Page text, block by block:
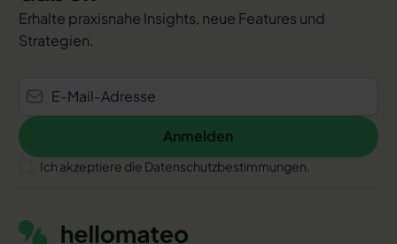
Erhalte praxisnahe Insights, neue Features und
Strategien.
Anmelden
Anmelden
Ich akzeptiere die Datenschutzbestimmungen.